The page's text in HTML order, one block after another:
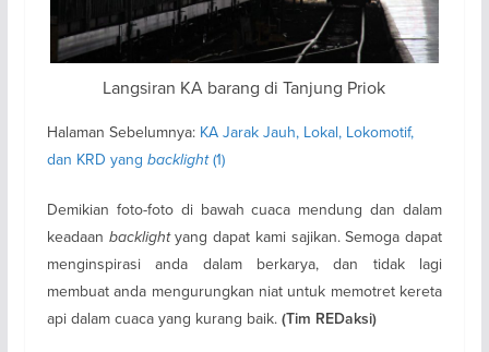
Langsiran KA barang di Tanjung Priok
Halaman Sebelumnya: KA Jarak Jauh, Lokal, Lokomotif,
dan KRD yang backlight(1)
Demikian foto-foto di bawah cuaca mendung dan dalam
keadaan backlightyang dapat kami sajikan. Semoga dapat
menginspirasi anda dalam berkarya, dan tidak lagi
membuat anda mengurungkan niat untuk memotret kereta
api dalam cuaca yang kurang baik. (Tim REDaksi)